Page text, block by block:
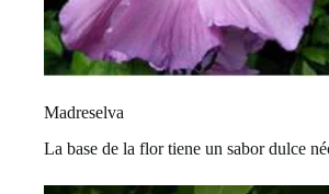
Madreselva
La base de la flor tiene un sabor dulce